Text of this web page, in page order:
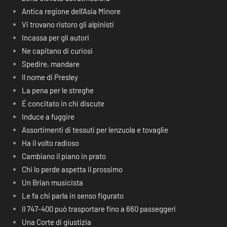
Antica regione dell’Asia Minore
Vi trovano ristoro gli alpinisti
Incassa per gli autori
Ne capitano di curiosi
Spedire, mandare
Il nome di Presley
La pena per le streghe
É concitato in chi discute
Induce a fuggire
Assortimenti di tessuti per lenzuola e tovaglie
Ha il volto radioso
Cambiano il piano in prato
Chi lo perde aspetta il prossimo
Un Brian musicista
Le fa chi parla in senso figurato
Il 747-400 può trasportare fino a 660 passeggeri
Una Corte di giustizia